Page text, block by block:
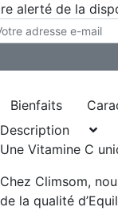
alerté de la
Bienfaits
Description
Une Vitamine C
Chez Climsom,
de la qualité